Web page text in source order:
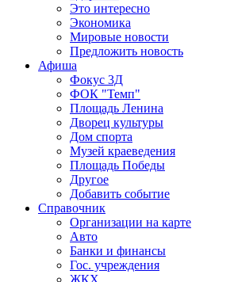
Это интересно
Экономика
Мировые новости
Предложить новость
Афиша
Фокус 3Д
ФОК "Темп"
Площадь Ленина
Дворец культуры
Дом спорта
Музей краеведения
Площадь Победы
Другое
Добавить событие
Справочник
Организации на карте
Авто
Банки и финансы
Гос. учреждения